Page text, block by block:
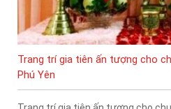
Trang trí gia tiên ấn tượng cho
Phú Yên